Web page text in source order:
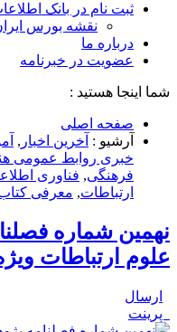
ثبت نام در بانک
نقشه بورس
درباره ما
عضويت در خبرنامه
شما اینجا هستید :
صفحه اصلی
آرشیو : آخرین اخبار ,
خبری روابط عمومی
فرهنگی, فناوری
ارتباطات, معرفی
نهمین شماره
علوم ارتباطات ویژه بهار ۱۴۰۲
ارسال
پرینت